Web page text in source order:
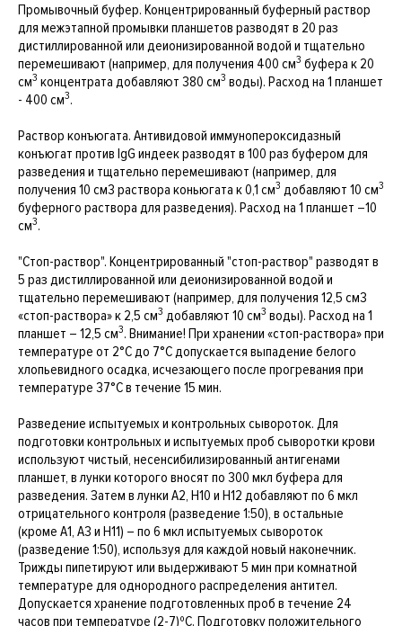
Промывочный буфер. Концентрированный буферный раствор
для межэтапной промывки планшетов разводят в 20 раз
дистиллированной или деионизированной водой и тщательно
перемешивают (например, для получения 400 см3 буфера к 20
см3 концентрата добавляют 380 см3 воды). Расход на 1 планшет
- 400 см3.
Раствор конъюгата. Антивидовой иммунопероксидазный
конъюгат против IgG индеек разводят в 100 раз буфером для
разведения и тщательно перемешивают (например, для
получения 10 см3 раствора коньюгата к 0,1 см3 добавляют 10 см3
буферного раствора для разведения). Расход на 1 планшет –10
см3.
"Стоп-раствор". Концентрированный "стоп-раствор" разводят в
5 раз дистиллированной или деионизированной водой и
тщательно перемешивают (например, для получения 12,5 см3
«стоп-раствора» к 2,5 см3 добавляют 10 см3 воды). Расход на 1
планшет – 12,5 см3. Внимание! При хранении «стоп-раствора» при
температуре от 2°С до 7°С допускается выпадение белого
хлопьевидного осадка, исчезающего после прогревания при
температуре 37°С в течение 15 мин.
Разведение испытуемых и контрольных сывороток. Для
подготовки контрольных и испытуемых проб сыворотки крови
используют чистый, несенсибилизированный антигенами
планшет, в лунки которого вносят по 300 мкл буфера для
разведения. Затем в лунки А2, Н10 и Н12 добавляют по 6 мкл
отрицательного контроля (разведение 1:50), в остальные
(кроме А1, А3 и Н11) – по 6 мкл испытуемых сывороток
(разведение 1:50), используя для каждой новый наконечник.
Трижды пипетируют или выдерживают 5 мин при комнатной
температуре для однородного распределения антител.
Допускается хранение подготовленных проб в течение 24
часов при температуре (2-7)ºС. Подготовку положительного